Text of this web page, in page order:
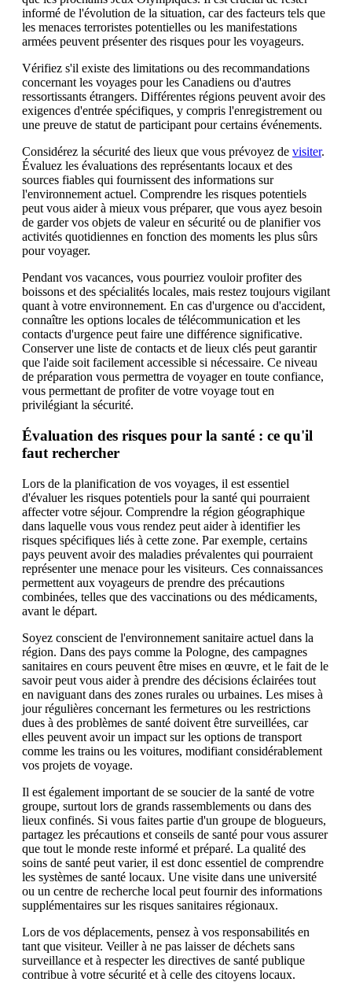
informé de l'évolution de la situation, car des facteurs tels que
les menaces terroristes potentielles ou les manifestations
armées peuvent présenter des risques pour les voyageurs.
Vérifiez s'il existe des limitations ou des recommandations
concernant les voyages pour les Canadiens ou d'autres
ressortissants étrangers. Différentes régions peuvent avoir des
exigences d'entrée spécifiques, y compris l'enregistrement ou
une preuve de statut de participant pour certains événements.
Considérez la sécurité des lieux que vous prévoyez de visiter.
Évaluez les évaluations des représentants locaux et des
sources fiables qui fournissent des informations sur
l'environnement actuel. Comprendre les risques potentiels
peut vous aider à mieux vous préparer, que vous ayez besoin
de garder vos objets de valeur en sécurité ou de planifier vos
activités quotidiennes en fonction des moments les plus sûrs
pour voyager.
Pendant vos vacances, vous pourriez vouloir profiter des
boissons et des spécialités locales, mais restez toujours vigilant
quant à votre environnement. En cas d'urgence ou d'accident,
connaître les options locales de télécommunication et les
contacts d'urgence peut faire une différence significative.
Conserver une liste de contacts et de lieux clés peut garantir
que l'aide soit facilement accessible si nécessaire. Ce niveau
de préparation vous permettra de voyager en toute confiance,
vous permettant de profiter de votre voyage tout en
privilégiant la sécurité.
Évaluation des risques pour la santé : ce qu'il
faut rechercher
Lors de la planification de vos voyages, il est essentiel
d'évaluer les risques potentiels pour la santé qui pourraient
affecter votre séjour. Comprendre la région géographique
dans laquelle vous vous rendez peut aider à identifier les
risques spécifiques liés à cette zone. Par exemple, certains
pays peuvent avoir des maladies prévalentes qui pourraient
représenter une menace pour les visiteurs. Ces connaissances
permettent aux voyageurs de prendre des précautions
combinées, telles que des vaccinations ou des médicaments,
avant le départ.
Soyez conscient de l'environnement sanitaire actuel dans la
région. Dans des pays comme la Pologne, des campagnes
sanitaires en cours peuvent être mises en œuvre, et le fait de le
savoir peut vous aider à prendre des décisions éclairées tout
en naviguant dans des zones rurales ou urbaines. Les mises à
jour régulières concernant les fermetures ou les restrictions
dues à des problèmes de santé doivent être surveillées, car
elles peuvent avoir un impact sur les options de transport
comme les trains ou les voitures, modifiant considérablement
vos projets de voyage.
Il est également important de se soucier de la santé de votre
groupe, surtout lors de grands rassemblements ou dans des
lieux confinés. Si vous faites partie d'un groupe de blogueurs,
partagez les précautions et conseils de santé pour vous assurer
que tout le monde reste informé et préparé. La qualité des
soins de santé peut varier, il est donc essentiel de comprendre
les systèmes de santé locaux. Une visite dans une université
ou un centre de recherche local peut fournir des informations
supplémentaires sur les risques sanitaires régionaux.
Lors de vos déplacements, pensez à vos responsabilités en
tant que visiteur. Veiller à ne pas laisser de déchets sans
surveillance et à respecter les directives de santé publique
contribue à votre sécurité et à celle des citoyens locaux.